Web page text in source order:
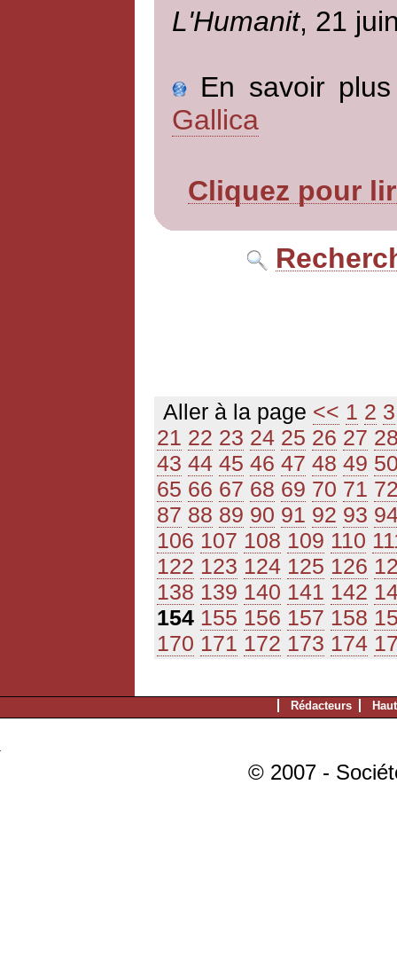
L'Humanit, 21
En savoir
Gallica
Cliquez pour
Aller à la page << 1 2 3
21 22 23 24 25 26 27
43 44 45 46 47 48 49
65 66 67 68 69 70 71
87 88 89 90 91 92 93
106 107 108 109 110
122 123 124 125 126
138 139 140 141 142
154 155 156 157 158
170 171 172 173 174
Rédacteurs
© 2007 -